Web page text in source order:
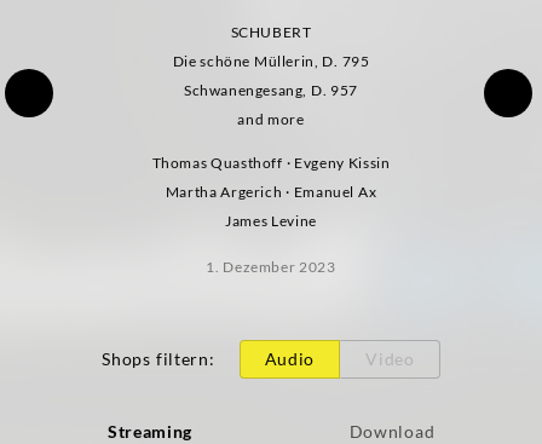
SCHUBERT
Die schöne Müllerin, D. 795
Schwanengesang, D. 957
and more
Thomas Quasthoff · Evgeny Kissin
Martha Argerich · Emanuel Ax
James Levine
1. Dezember 2023
Shops filtern: Audio Video
Streaming Download